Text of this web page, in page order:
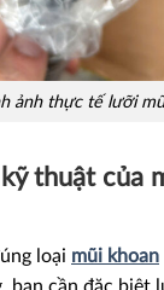
ảnh thực tế lưỡi
thuật của
loại mũi khoan